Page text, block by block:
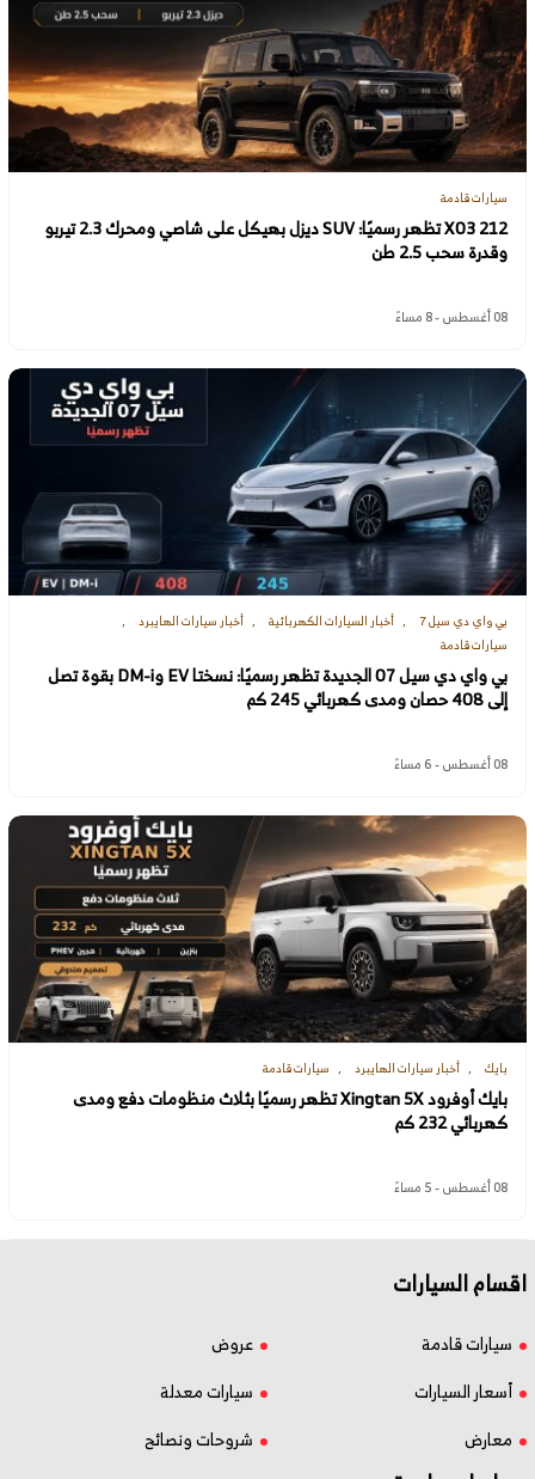
سيارات قادمة
212 X03 تظهر رسميًا: SUV ديزل بهيكل على شاصي ومحرك 2.3 تيربو
وقدرة سحب 2.5 طن
08 أغسطس - 8 مساءً
بي واي دي سيل 7 أخبار السيارات الكهربائية
أخبار سيارات الهايبرد
سيارات قادمة
بي واي دي سيل 07 الجديدة تظهر رسميًا: نسختا EV وDM-i بقوة تصل
إلى 408 حصان ومدى كهربائي 245 كم
08 أغسطس - 6 مساءً
بايك أخبار سيارات الهايبرد سيارات قادمة
بايك أوفرود Xingtan 5X تظهر رسميًا بثلاث منظومات دفع ومدى
كهربائي 232 كم
08 أغسطس - 5 مساءً
اقسام السيارات
سيارات قادمة
عروض
أسعار السيارات
سيارات معدلة
معارض
شروحات ونصائح